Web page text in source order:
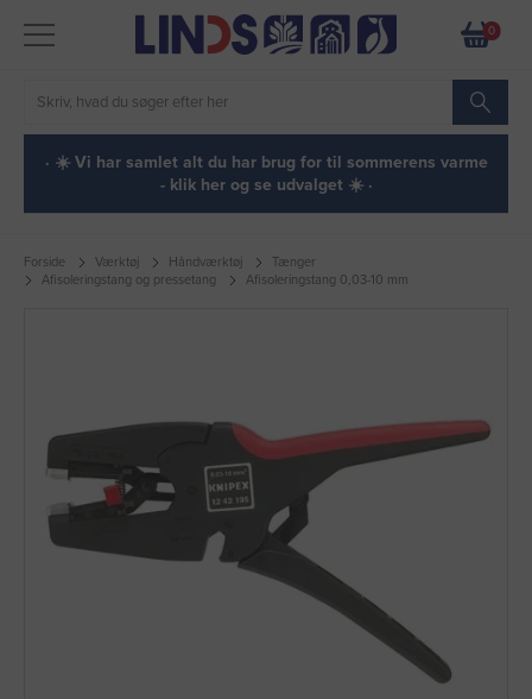
0
· ☀️ Vi har samlet alt du har brug for til sommerens varme
- klik her og se udvalget ☀️ ·
Forside Værktøj Håndværktøj
Tænger
Afisoleringstang og pressetang
Afisoleringstang 0,03-10 mm